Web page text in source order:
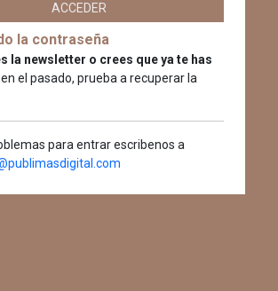
ACCEDER
la contraseña
la newsletter o crees que ya te has
en el pasado, prueba a recuperar la
para entrar escribenos a